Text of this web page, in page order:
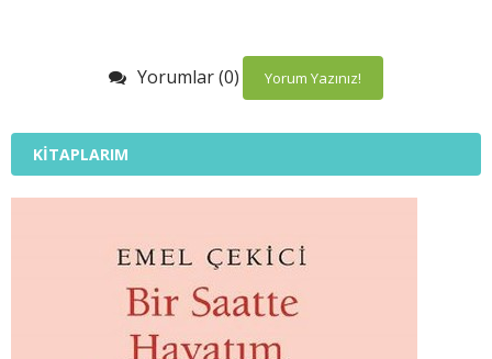
Yorumlar (0) Yorum Yazınız!
KITAPLARIM